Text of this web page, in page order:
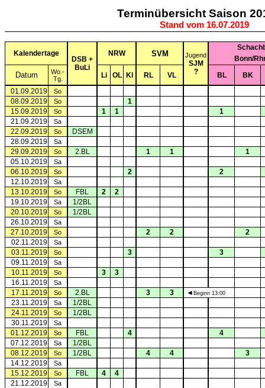
Terminübersicht Saison
Stand vom 16.07.2019
Kalendertage
DSB +
BuLi
NRW SVM Jugend
SJM
?
Bonn/
Datum
Wo.-
Tg.
Li OL Kl RL VL BL
BK
01.09.2019
So
08.09.2019 So
1
15.09.2019
So 1 1
1
21.09.2019
Sa
22.09.2019 So
DSEM
28.09.2019
Sa
29.09.2019 So 2.BL 1 1
1
05.10.2019
Sa
06.10.2019 So 2
2
12.10.2019
Sa
13.10.2019 So FBL 2
2
19.10.2019
Sa
1/2BL
20.10.2019
So
1/2BL
26.10.2019
Sa
27.10.2019 So 2 2
2
02.11.2019
Sa
03.11.2019 So 3
3
09.11.2019
Sa
10.11.2019 So 3
3
16.11.2019
Sa
17.11.2019 So 2.BL 3 3 ◄ Beginn 13:00
23.11.2019 Sa
1/2BL
24.11.2019
So
1/2BL
30.11.2019
Sa
01.12.2019 So FBL 4
4
07.12.2019
Sa
1/2BL
08.12.2019
So 1/2BL 4 4
3
14.12.2019
Sa
15.12.2019 So FBL 4
4
21.12.2019
Sa